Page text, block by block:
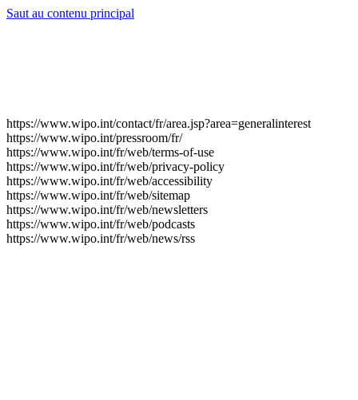
Saut au contenu principal
https://www.wipo.int/contact/fr/area.jsp?area=generalinterest
https://www.wipo.int/pressroom/fr/
https://www.wipo.int/fr/web/terms-of-use
https://www.wipo.int/fr/web/privacy-policy
https://www.wipo.int/fr/web/accessibility
https://www.wipo.int/fr/web/sitemap
https://www.wipo.int/fr/web/newsletters
https://www.wipo.int/fr/web/podcasts
https://www.wipo.int/fr/web/news/rss